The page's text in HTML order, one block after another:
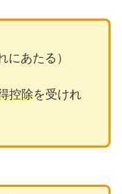
にあたる）
控除を受けれ